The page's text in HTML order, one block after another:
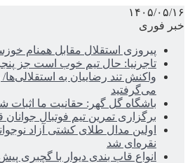
۱۴۰۵/۰۵/۱۶
خبر فوری
پیروزی استقلال مقابل همنام
تاجرنیا: حال تیم خوب است جز
واکنش تند رضاییان به
می‌گرفتید
باشگاه گل گهر: حقانیت ما اثبات
برگزاری تمرین تیم فوتبال
اولین مدال طلای کشتی آزاد
نقره‌ای شد
انواع قاب بندی دیوار با گچبری